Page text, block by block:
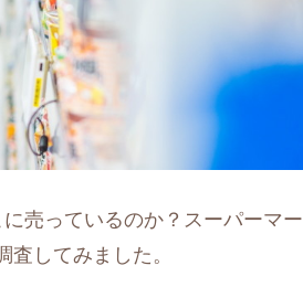
売っているのか？スーパーマー
してみました。